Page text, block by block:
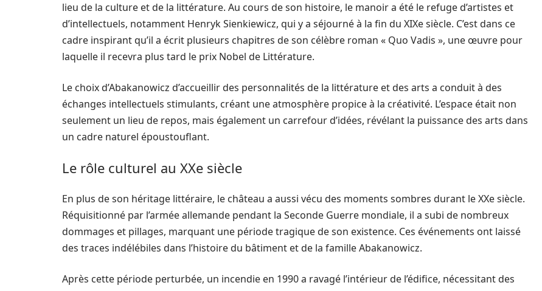
lieu de la culture et de la littérature. Au cours de son histoire, le manoir a été le refuge d’artistes et
d’intellectuels, notamment Henryk Sienkiewicz, qui y a séjourné à la fin du XIXe siècle. C’est dans ce
cadre inspirant qu’il a écrit plusieurs chapitres de son célèbre roman « Quo Vadis », une œuvre pour
laquelle il recevra plus tard le prix Nobel de Littérature.
Le choix d’Abakanowicz d’accueillir des personnalités de la littérature et des arts a conduit à des
échanges intellectuels stimulants, créant une atmosphère propice à la créativité. L’espace était non
seulement un lieu de repos, mais également un carrefour d’idées, révélant la puissance des arts dans
un cadre naturel époustouflant.
Le rôle culturel au XXe siècle
En plus de son héritage littéraire, le château a aussi vécu des moments sombres durant le XXe siècle.
Réquisitionné par l’armée allemande pendant la Seconde Guerre mondiale, il a subi de nombreux
dommages et pillages, marquant une période tragique de son existence. Ces événements ont laissé
des traces indélébiles dans l’histoire du bâtiment et de la famille Abakanowicz.
Après cette période perturbée, un incendie en 1990 a ravagé l’intérieur de l’édifice, nécessitant des